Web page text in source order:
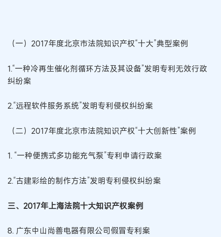
（一）2017年度北京市法院知识产权“十大”典型案例
1.“一种冷再生催化剂循环方法及其设备”发明专利无效行政
纠纷案
2.“远程软件服务系统”发明专利侵权纠纷案
（二）2017年度北京市法院知识产权“十大创新性”案例
1. “一种便携式多功能充气泵”专利申请行政案
2.“古建彩绘的制作方法”发明专利侵权纠纷案
三、2017年上海法院十大知识产权案例
8. 广东中山尚善电器有限公司假冒专利案